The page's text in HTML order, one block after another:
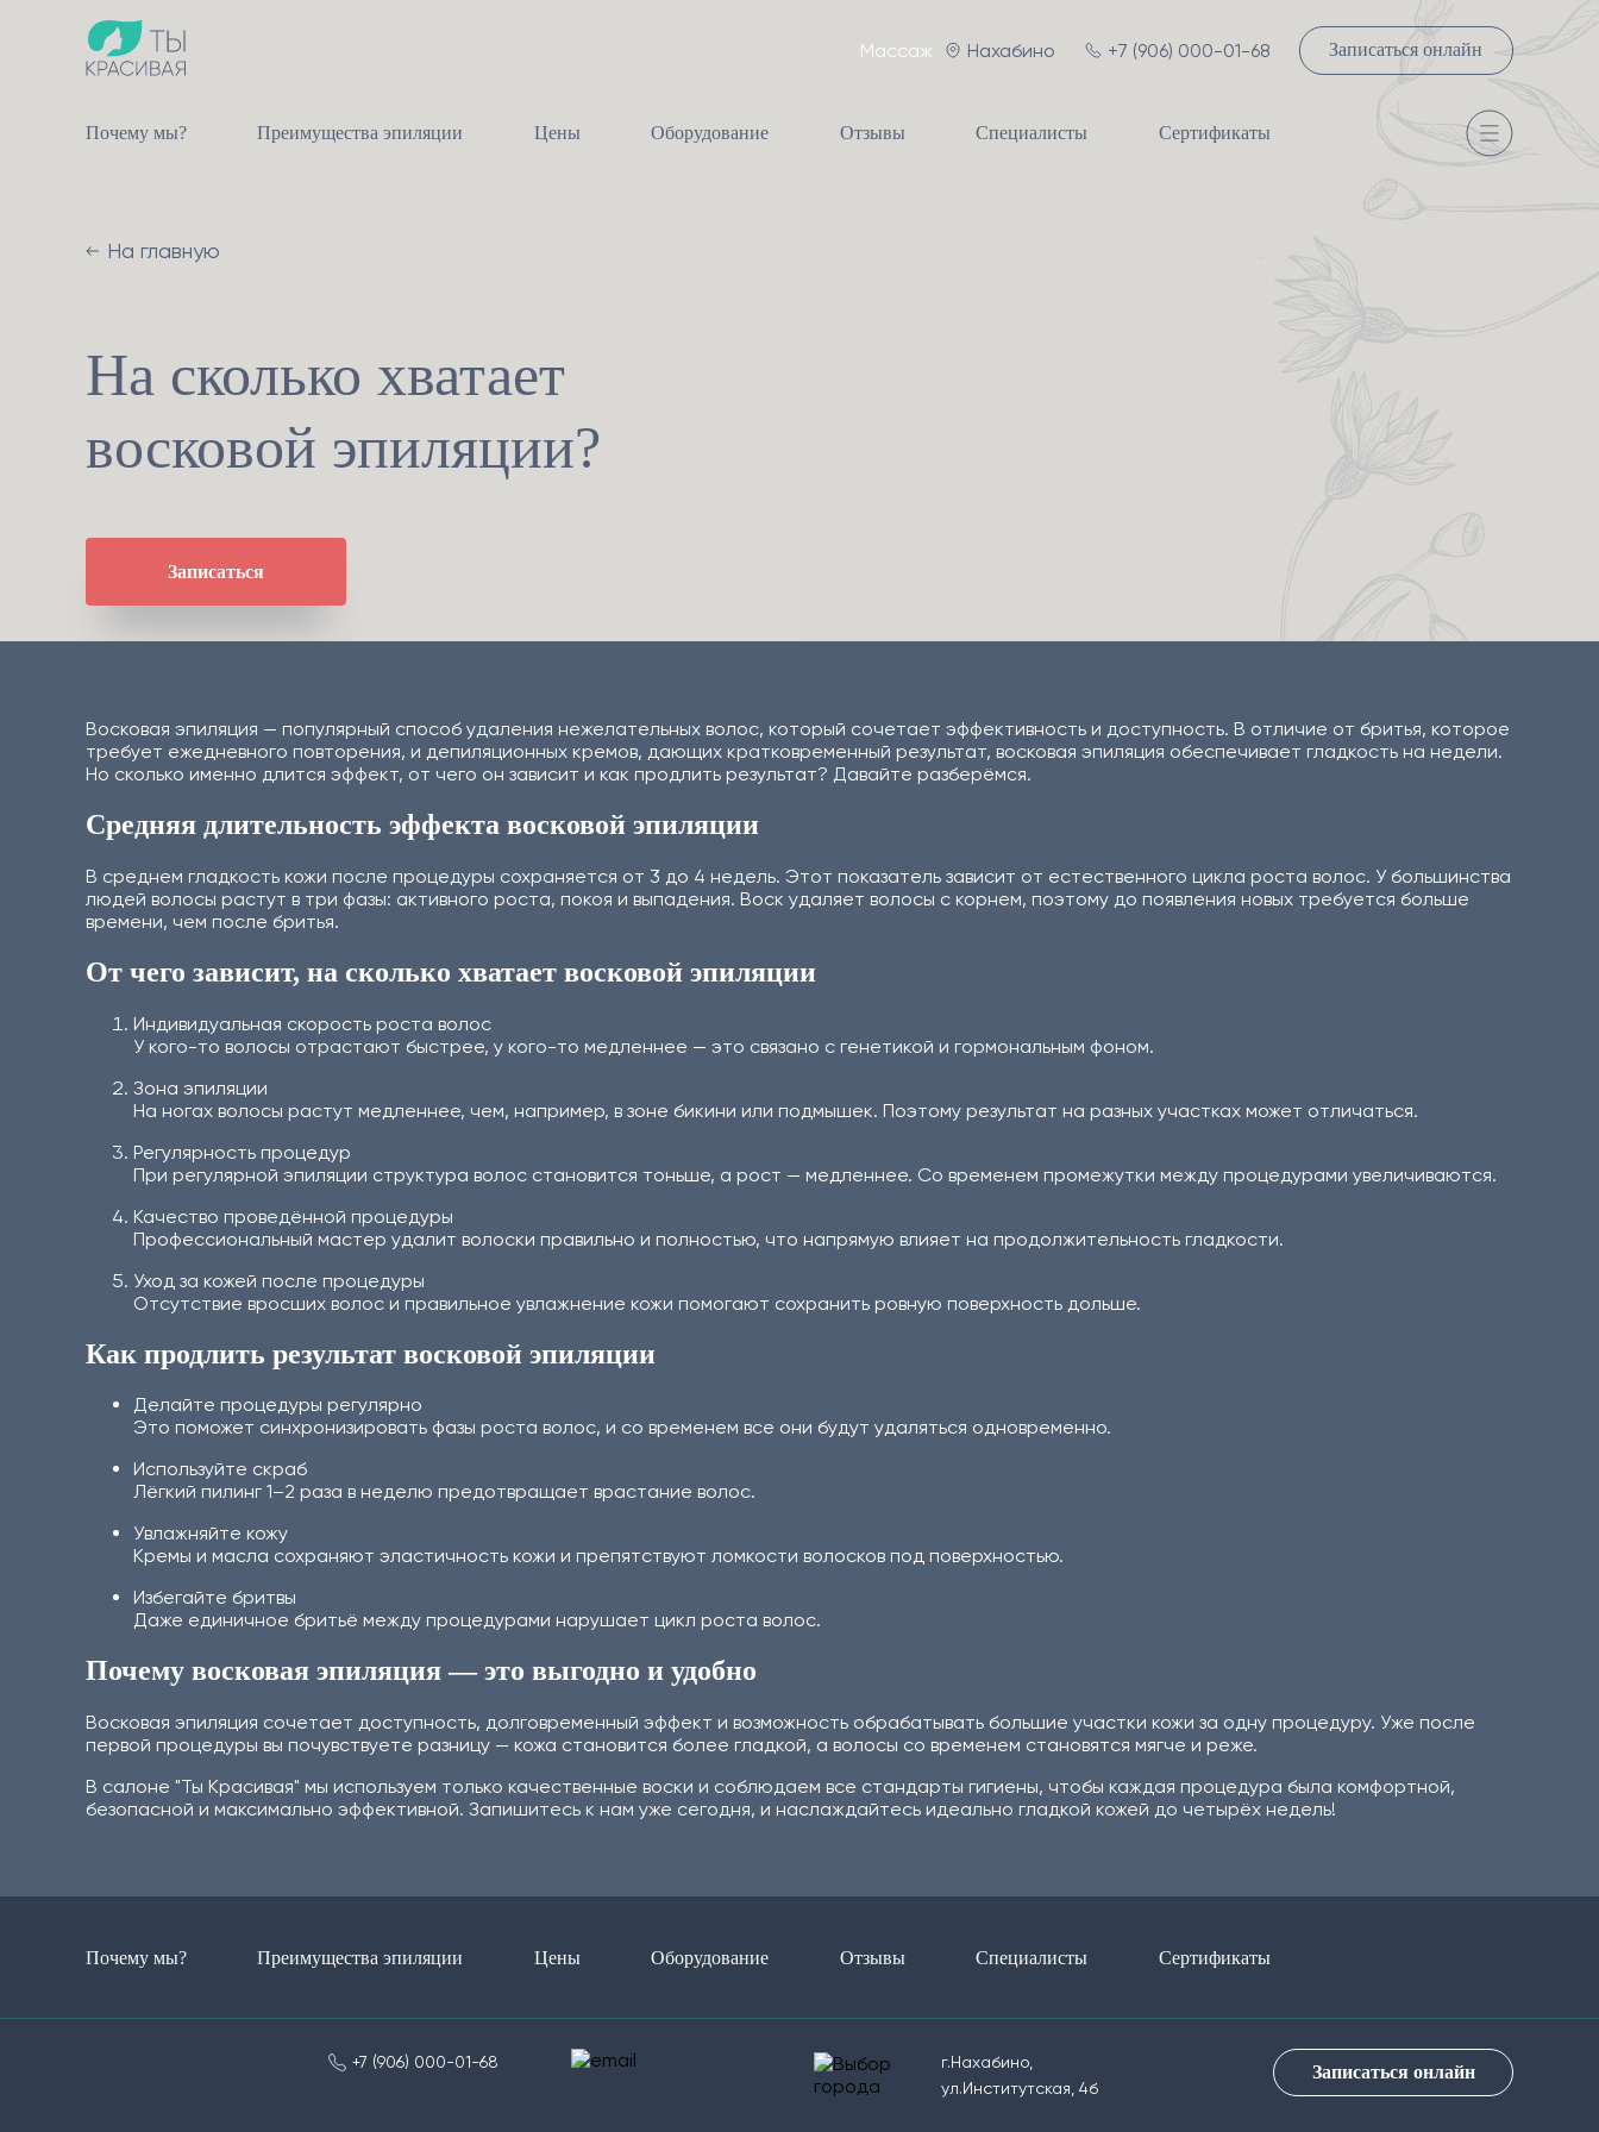
Массаж Нахабино +7 (906) 000-01-68 Записаться онлайн
Почему мы? Преимущества эпиляции Цены Оборудование Отзывы Специалисты Сертификаты
На главную
На сколько хватает
восковой эпиляции?
Записаться
Восковая эпиляция — популярный способ удаления нежелательных волос, который сочетает эффективность и доступность. В отличие от бритья, которое
требует ежедневного повторения, и депиляционных кремов, дающих кратковременный результат, восковая эпиляция обеспечивает гладкость на недели.
Но сколько именно длится эффект, от чего он зависит и как продлить результат? Давайте разберёмся.
Средняя длительность эффекта восковой эпиляции
В среднем гладкость кожи после процедуры сохраняется от 3 до 4 недель. Этот показатель зависит от естественного цикла роста волос. У большинства
людей волосы растут в три фазы: активного роста, покоя и выпадения. Воск удаляет волосы с корнем, поэтому до появления новых требуется больше
времени, чем после бритья.
От чего зависит, на сколько хватает восковой эпиляции
Индивидуальная скорость роста волос
У кого-то волосы отрастают быстрее, у кого-то медленнее — это связано с генетикой и гормональным фоном.
Зона эпиляции
На ногах волосы растут медленнее, чем, например, в зоне бикини или подмышек. Поэтому результат на разных участках может отличаться.
Регулярность процедур
При регулярной эпиляции структура волос становится тоньше, а рост — медленнее. Со временем промежутки между процедурами увеличиваются.
Качество проведённой процедуры
Профессиональный мастер удалит волоски правильно и полностью, что напрямую влияет на продолжительность гладкости.
Уход за кожей после процедуры
Отсутствие вросших волос и правильное увлажнение кожи помогают сохранить ровную поверхность дольше.
Как продлить результат восковой эпиляции
Делайте процедуры регулярно
Это поможет синхронизировать фазы роста волос, и со временем все они будут удаляться одновременно.
Используйте скраб
Лёгкий пилинг 1–2 раза в неделю предотвращает врастание волос.
Увлажняйте кожу
Кремы и масла сохраняют эластичность кожи и препятствуют ломкости волосков под поверхностью.
Избегайте бритвы
Даже единичное бритьё между процедурами нарушает цикл роста волос.
Почему восковая эпиляция — это выгодно и удобно
Восковая эпиляция сочетает доступность, долговременный эффект и возможность обрабатывать большие участки кожи за одну процедуру. Уже после
первой процедуры вы почувствуете разницу — кожа становится более гладкой, а волосы со временем становятся мягче и реже.
В салоне "Ты Красивая" мы используем только качественные воски и соблюдаем все стандарты гигиены, чтобы каждая процедура была комфортной,
безопасной и максимально эффективной. Запишитесь к нам уже сегодня, и наслаждайтесь идеально гладкой кожей до четырёх недель!
Почему мы? Преимущества эпиляции Цены Оборудование Отзывы Специалисты Сертификаты
+7 (906) 000-01-68
г.Нахабино,
ул.Институтская, 4б
Записаться онлайн